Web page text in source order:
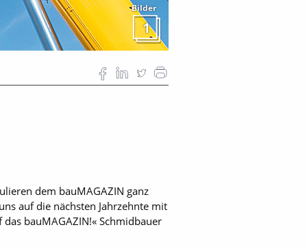
Bilder
1
dem bauMAGAZIN ganz
auf die nächsten Jahrzehnte mit
bauMAGAZIN!« Schmidbauer